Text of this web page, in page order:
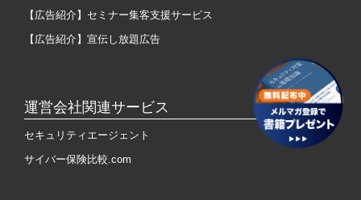
【広告紹介】セミナー集客支援サービス
【広告紹介】宣伝し放題広告
運営会社関連サービス
セキュリティエージェント
サイバー保険比較.com